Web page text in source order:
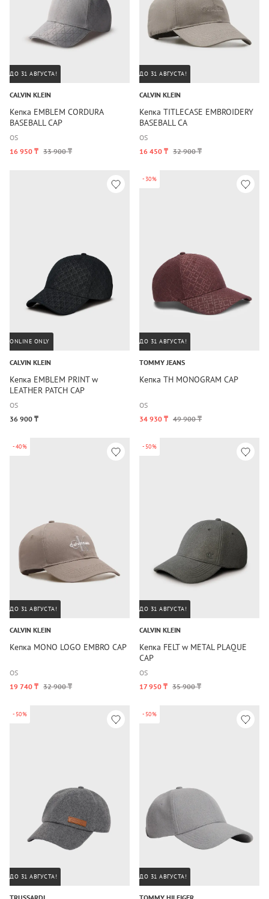
ДО 31 АВГУСТА!
CALVIN KLEIN
Кепка EMBLEM CORDURA
BASEBALL CAP
OS
16 950 ₸ 33 900 ₸
ДО 31 АВГУСТА!
CALVIN KLEIN
Кепка TITLECASE EMBROIDERY
BASEBALL CA
OS
16 450 ₸ 32 900 ₸
ONLINE ONLY
CALVIN KLEIN
Кепка EMBLEM PRINT w
LEATHER PATCH CAP
OS
36 900 ₸
-30%
ДО 31 АВГУСТА!
TOMMY JEANS
Кепка TH MONOGRAM CAP
OS
34 930 ₸ 49 900 ₸
-40%
ДО 31 АВГУСТА!
CALVIN KLEIN
Кепка MONO LOGO EMBRO CAP
OS
19 740 ₸ 32 900 ₸
-50%
ДО 31 АВГУСТА!
CALVIN KLEIN
Кепка FELT w METAL PLAQUE
CAP
OS
17 950 ₸ 35 900 ₸
-50%
ДО 31 АВГУСТА!
-50%
ДО 31 АВГУСТА!